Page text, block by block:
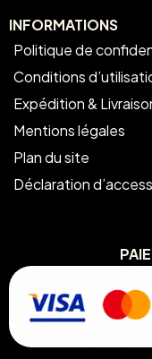
INFORMATIONS
Politique de
Conditions
Expédition &
Mentions légales
Plan du site
Déclaration